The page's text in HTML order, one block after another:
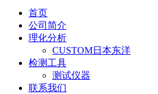
首页
公司简介
理化分析
CUSTOM日本东洋
检测工具
测试仪器
联系我们